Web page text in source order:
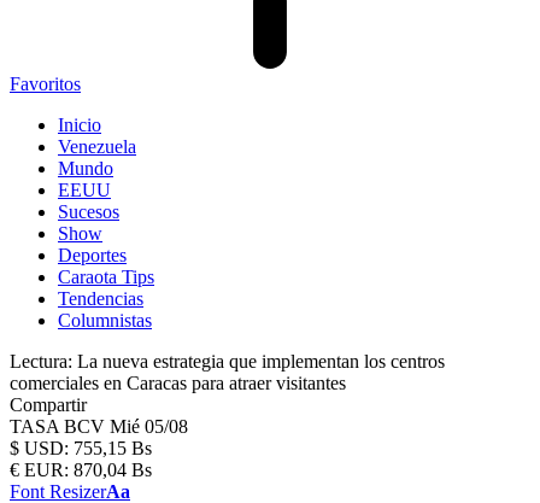
Favoritos
Inicio
Venezuela
Mundo
EEUU
Sucesos
Show
Deportes
Caraota Tips
Tendencias
Columnistas
Lectura: La nueva estrategia que implementan los centros
comerciales en Caracas para atraer visitantes
Compartir
TASA BCV Mié 05/08
$ USD: 755,15 Bs
€ EUR: 870,04 Bs
Font ResizerAa